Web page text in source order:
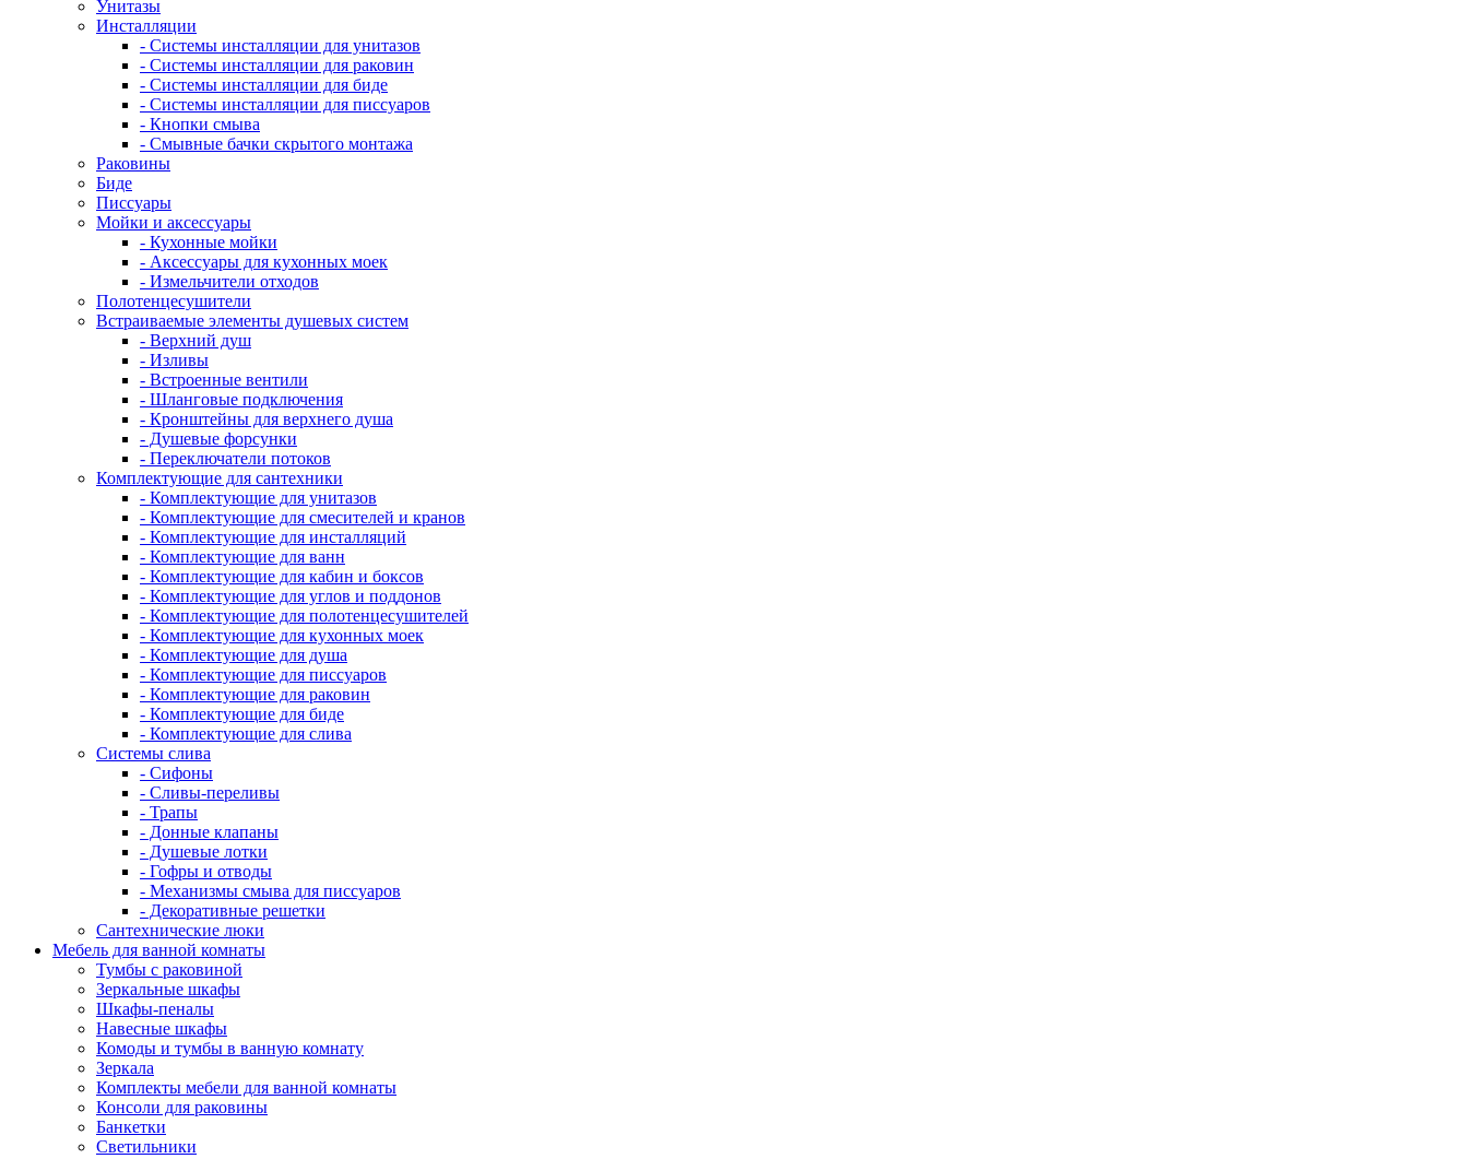
Унитазы
Инсталляции
- Системы инсталляции для унитазов
- Системы инсталляции для раковин
- Системы инсталляции для биде
- Системы инсталляции для писсуаров
- Кнопки смыва
- Смывные бачки скрытого монтажа
Раковины
Биде
Писсуары
Мойки и аксессуары
- Кухонные мойки
- Аксессуары для кухонных моек
- Измельчители отходов
Полотенцесушители
Встраиваемые элементы душевых систем
- Верхний душ
- Изливы
- Встроенные вентили
- Шланговые подключения
- Кронштейны для верхнего душа
- Душевые форсунки
- Переключатели потоков
Комплектующие для сантехники
- Комплектующие для унитазов
- Комплектующие для смесителей и кранов
- Комплектующие для инсталляций
- Комплектующие для ванн
- Комплектующие для кабин и боксов
- Комплектующие для углов и поддонов
- Комплектующие для полотенцесушителей
- Комплектующие для кухонных моек
- Комплектующие для душа
- Комплектующие для писсуаров
- Комплектующие для раковин
- Комплектующие для биде
- Комплектующие для слива
Системы слива
- Сифоны
- Сливы-переливы
- Трапы
- Донные клапаны
- Душевые лотки
- Гофры и отводы
- Механизмы смыва для писсуаров
- Декоративные решетки
Сантехнические люки
Мебель для ванной комнаты
Тумбы с раковиной
Зеркальные шкафы
Шкафы-пеналы
Навесные шкафы
Комоды и тумбы в ванную комнату
Зеркала
Комплекты мебели для ванной комнаты
Консоли для раковины
Банкетки
Светильники